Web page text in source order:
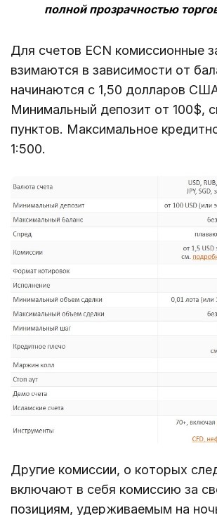
полной прозрачностью
Для счетов ECN комиссионные
взимаются в зависимости от
начинаются с 1,50 долларов США
Минимальный депозит от 100$,
пунктов. Максимальное
1:500.
Другие комиссии, о которых
включают в себя комиссию за
позициям, удерживаемым на